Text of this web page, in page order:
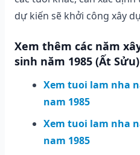
dự kiến sẽ khởi công xây
Xem thêm các năm
sinh năm 1985 (Ất Sửu)
Xem tuoi lam nha
nam 1985
Xem tuoi lam nha
nam 1985